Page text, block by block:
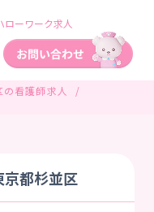
ーワーク求人
の看護師求人
都杉並区